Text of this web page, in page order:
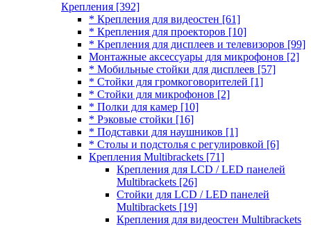
Крепления [392]
* Крепления для видеостен [61]
* Крепления для проекторов [10]
* Крепления для дисплеев и телевизоров [99]
Монтажные аксессуары для микрофонов [2]
* Мобильные стойки для дисплеев [57]
* Стойки для громкоговорителей [1]
* Стойки для микрофонов [2]
* Полки для камер [10]
* Рэковые стойки [16]
* Подставки для наушников [1]
* Столы и подстолья с регулировкой [6]
Крепления Multibrackets [71]
Крепления для LCD / LED панелей
Multibrackets [26]
Стойки для LCD / LED панелей
Multibrackets [19]
Крепления для видеостен Multibrackets